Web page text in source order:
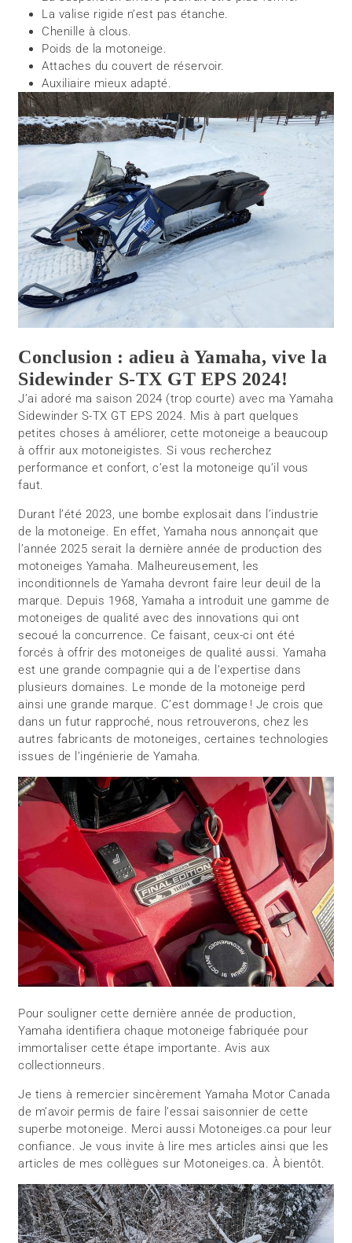
La valise rigide n’est pas étanche.
Chenille à clous.
Poids de la motoneige.
Attaches du couvert de réservoir.
Auxiliaire mieux adapté.
Conclusion : adieu à Yamaha, vive la
Sidewinder S-TX GT EPS 2024!
J’ai adoré ma saison 2024 (trop courte) avec ma Yamaha
Sidewinder S-TX GT EPS 2024. Mis à part quelques
petites choses à améliorer, cette motoneige a beaucoup
à offrir aux motoneigistes. Si vous recherchez
performance et confort, c’est la motoneige qu’il vous
faut.
Durant l’été 2023, une bombe explosait dans l’industrie
de la motoneige. En effet, Yamaha nous annonçait que
l’année 2025 serait la dernière année de production des
motoneiges Yamaha. Malheureusement, les
inconditionnels de Yamaha devront faire leur deuil de la
marque. Depuis 1968, Yamaha a introduit une gamme de
motoneiges de qualité avec des innovations qui ont
secoué la concurrence. Ce faisant, ceux-ci ont été
forcés à offrir des motoneiges de qualité aussi. Yamaha
est une grande compagnie qui a de l’expertise dans
plusieurs domaines. Le monde de la motoneige perd
ainsi une grande marque. C’est dommage ! Je crois que
dans un futur rapproché, nous retrouverons, chez les
autres fabricants de motoneiges, certaines technologies
issues de l’ingénierie de Yamaha.
Pour souligner cette dernière année de production,
Yamaha identifiera chaque motoneige fabriquée pour
immortaliser cette étape importante. Avis aux
collectionneurs.
Je tiens à remercier sincèrement Yamaha Motor Canada
de m’avoir permis de faire l’essai saisonnier de cette
superbe motoneige. Merci aussi Motoneiges.ca pour leur
confiance. Je vous invite à lire mes articles ainsi que les
articles de mes collègues sur Motoneiges.ca. À bientôt.